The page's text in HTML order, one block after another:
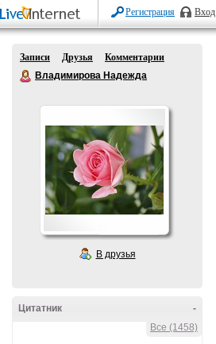
Регистрация Вход
Записи Друзья
Комментарии
Владимирова Надежда
В друзья
-
Цитатник
Все (1458)